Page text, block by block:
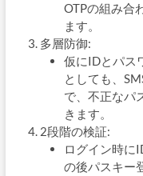
OTPの組み合
ます。
多層防御:
仮にIDとパス
としても、
で、不正なパ
きます。
2段階の検証:
ログイン時に
の後パスキー